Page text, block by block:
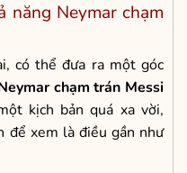
Neymar chạm
có thể đưa ra một góc
chạm trán Messi
kịch bản quá xa vời,
để xem là điều gần như